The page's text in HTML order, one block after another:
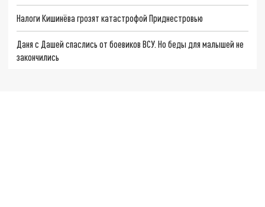
Налоги Кишинёва грозят катастрофой Приднестровью
Даня с Дашей спаслись от боевиков ВСУ. Но беды для малышей не
закончились